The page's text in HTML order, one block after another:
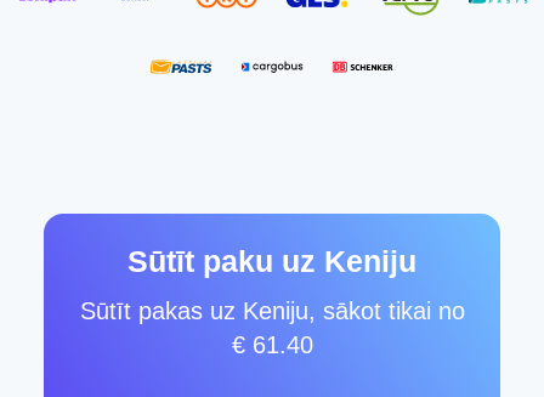
Sūtīt paku uz Keniju
Sūtīt pakas uz Keniju, sākot tikai no
€ 61.40